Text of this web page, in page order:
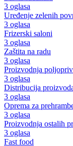
3 oglasa
Uređenje zelenih
3 oglasa
Frizerski saloni
3 oglasa
Zaštita na radu
3 oglasa
Proizvodnja
3 oglasa
Distribucija
3 oglasa
Oprema za
3 oglasa
Proizvodnja ostalih
3 oglasa
Fast food